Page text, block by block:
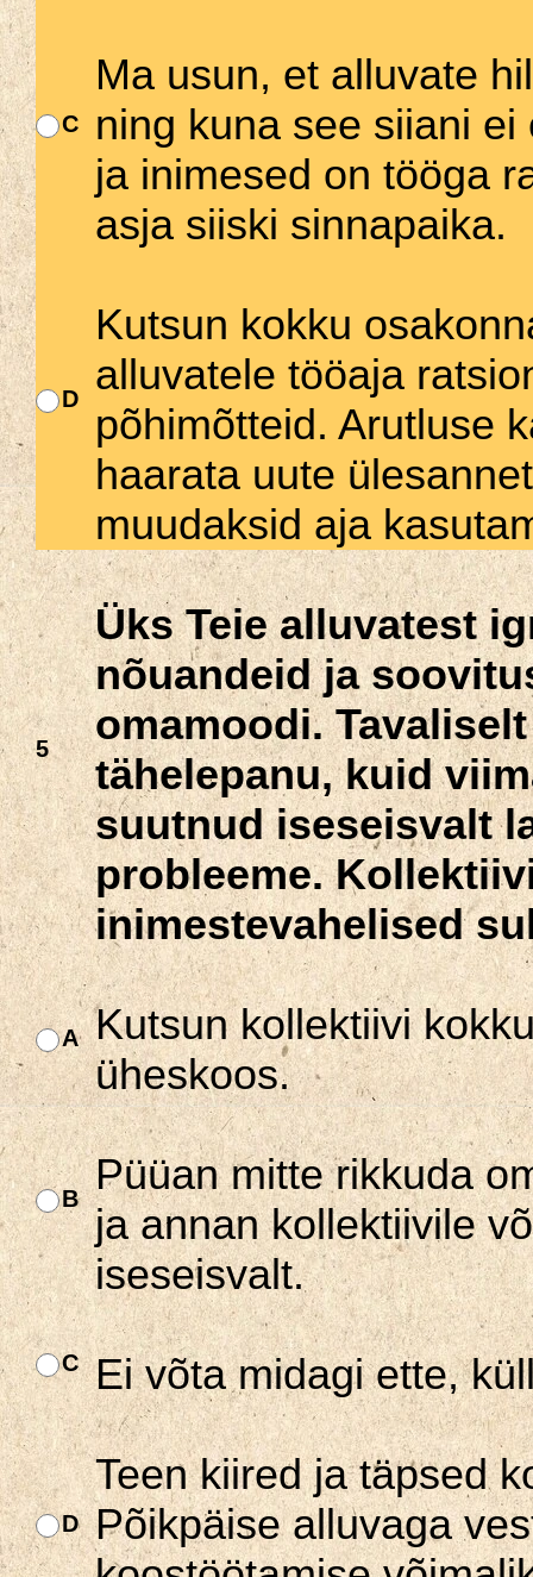
C
Ma usun, et alluvate
ning kuna see siiani
ja inimesed on tööga
asja siiski sinnapaika.
D
Kutsun kokku
alluvatele tööaja
põhimõtteid. Arutluse
haarata uute
muudaksid aja
5
Üks Teie alluvatest
nõuandeid ja
omamoodi.
tähelepanu, kuid
suutnud iseseisvalt
probleeme.
inimestevahelised
A
Kutsun kollektiivi
üheskoos.
B
Püüan mitte rikkuda
ja annan kollektiivile
iseseisvalt.
C Ei võta midagi ette,
D
Teen kiired ja täpsed
Põikpäise alluvaga